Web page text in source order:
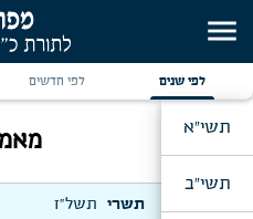
menu
לפי שנים לפי חדשים
תשי"א
תשי"ב
תשרי תשל"ז